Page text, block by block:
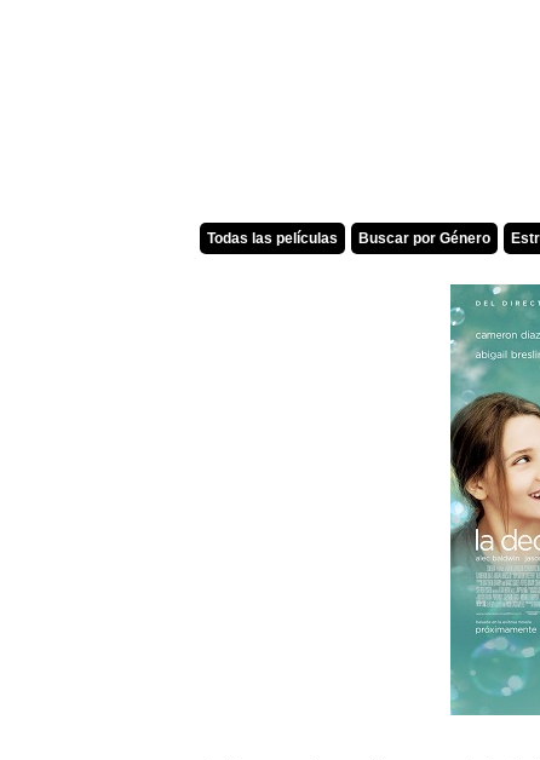
Todas las películas Buscar por Género